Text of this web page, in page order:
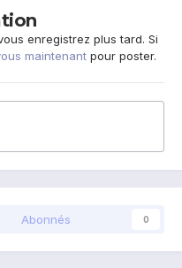
enregistrez plus tard. Si
maintenant pour poster.
Abonnés 0